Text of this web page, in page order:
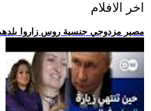
اخر الافلام
.. مصير مزدوجي جنسية روس زاروا